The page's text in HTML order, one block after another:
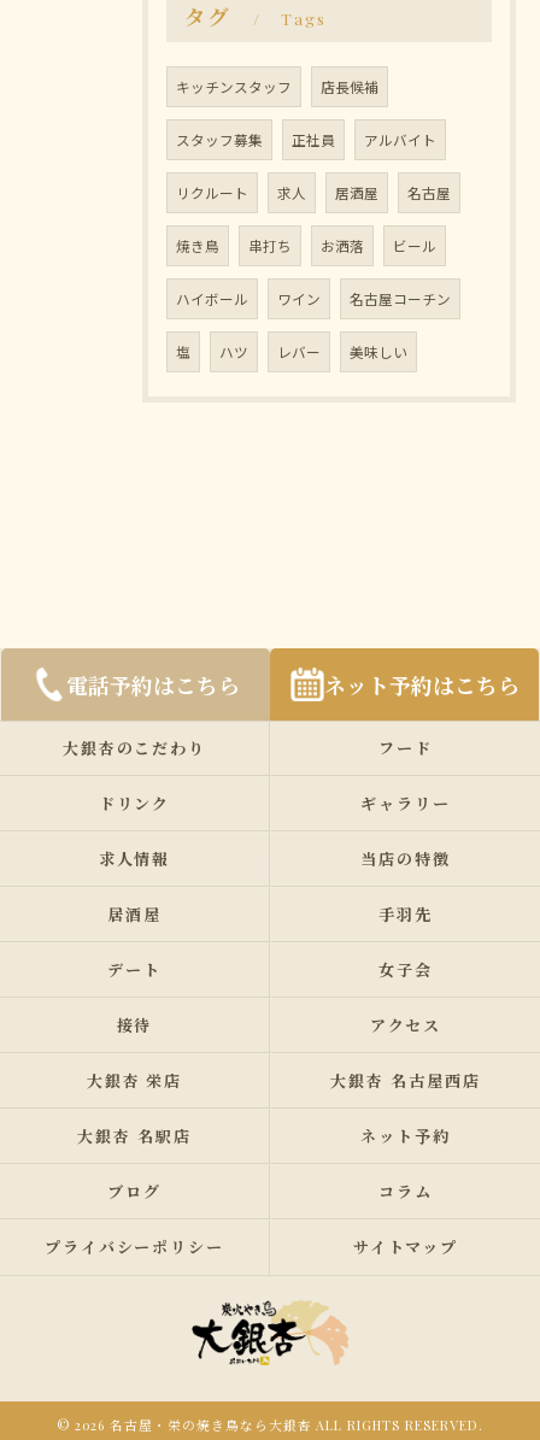
タグ Tags
キッチンスタッフ 店長候補
スタッフ募集 正社員 アルバイト
リクルート 求人 居酒屋 名古屋
焼き鳥 串打ち お洒落 ビール
ハイボール ワイン 名古屋コーチン
塩 ハツ レバー 美味しい
電話予約はこちら ネット予約はこちら
大銀杏のこだわり フード
ドリンク ギャラリー
求人情報 当店の特徴
居酒屋 手羽先
デート 女子会
接待 アクセス
大銀杏 栄店 大銀杏 名古屋西店
大銀杏 名駅店 ネット予約
ブログ コラム
プライバシーポリシー サイトマップ
© 2026 名古屋・栄の焼き鳥なら大銀杏 ALL RIGHTS RESERVED.